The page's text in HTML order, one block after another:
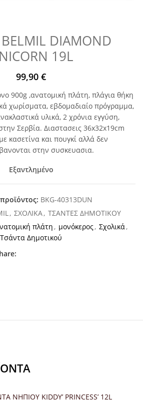
DIAMOND
19L
99,90 €
900g ,ανατομική πλάτη, πλάγια θήκη
χωρίσματα, εβδομαδιαίο πρόγραμμα,
υλικά, 2 χρόνια εγγύση,
Σερβία. Διαστασεις 36x32x19cm
κασετίνα και πουγκί αλλά δεν
στην συσκευασια.
Εξαντλημένο
BKG-40313DUN
, ΣΧΟΛΙΚΑ, ΤΣΑΝΤΕΣ ΔΗΜΟΤΙΚΟΥ
πλάτη, μονόκερος, Σχολικά,
Τσάντα Δημοτικού